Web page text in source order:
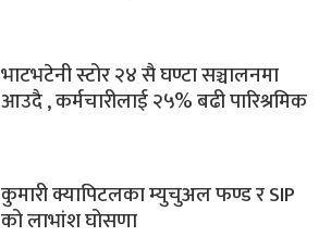
भाटभटेनी स्टोर २४ सै घण्टा सञ्चालनमा
आउदै , कर्मचारीलाई २५% बढी पारिश्रमिक
कुमारी क्यापिटलका म्युचुअल फण्ड र SIP
को लाभांश घोसणा